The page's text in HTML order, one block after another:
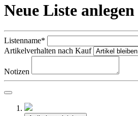
Neue Liste anlegen
Listenname*
Artikelverhalten nach Kauf
Notizen